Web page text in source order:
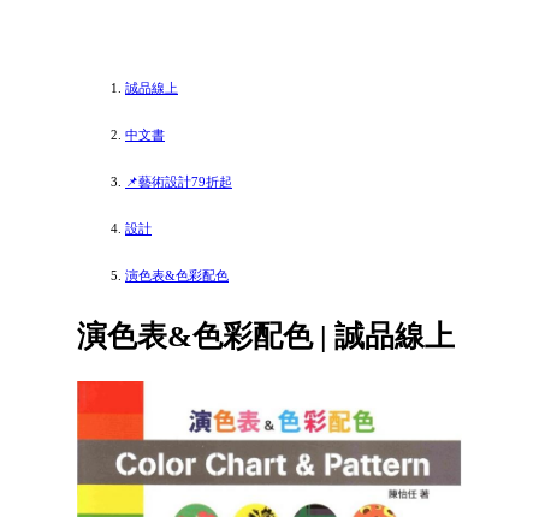
誠品線上
中文書
📌藝術設計79折起
設計
演色表&色彩配色
演色表&色彩配色 | 誠品線上